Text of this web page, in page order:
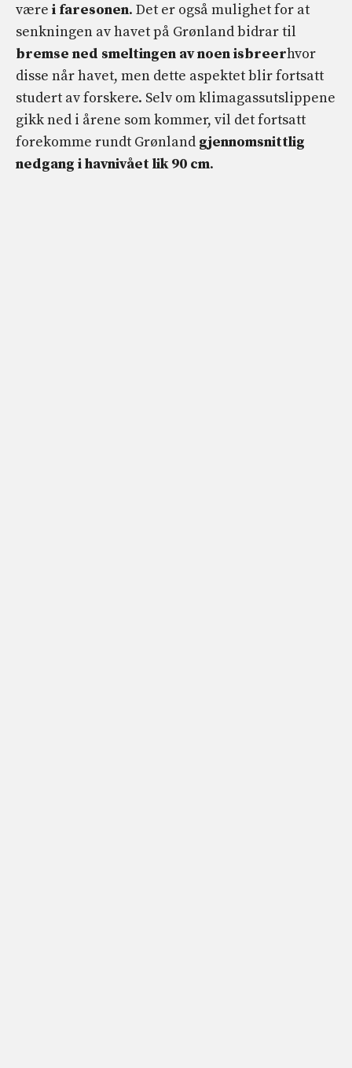
være i faresonen. Det er også mulighet for at
senkningen av havet på Grønland bidrar til
bremse ned smeltingen av noen isbreerhvor
disse når havet, men dette aspektet blir fortsatt
studert av forskere. Selv om klimagassutslippene
gikk ned i årene som kommer, vil det fortsatt
forekomme rundt Grønland gjennomsnittlig
nedgang i havnivået lik 90 cm.